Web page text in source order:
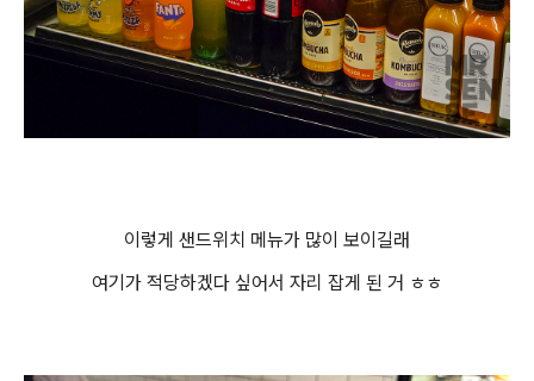
이렇게 샌드위치 메뉴가 많이 보이길래
여기가 적당하겠다 싶어서 자리 잡게 된 거 ㅎㅎ